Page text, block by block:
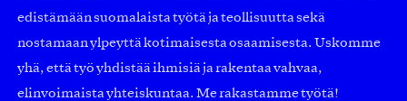
edistämään suomalaista työtä ja teollisuutta sekä
nostamaan ylpeyttä kotimaisesta osaamisesta. Uskomme
yhä, että työ yhdistää ihmisiä ja rakentaa vahvaa,
elinvoimaista yhteiskuntaa. Me rakastamme työtä!